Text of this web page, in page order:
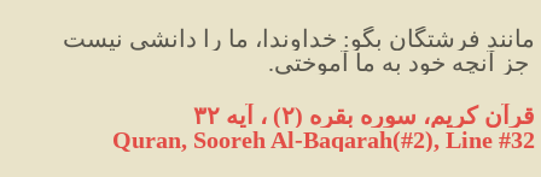
مانند فرشتگان بگو: خداوندا، ما را دانشی نیست
جز آنچه خود به ما آموختی.
قرآن کریم، سوره بقره (۲) ، آیه ۳۲
Quran, Sooreh Al-Baqarah(#2), Line #32